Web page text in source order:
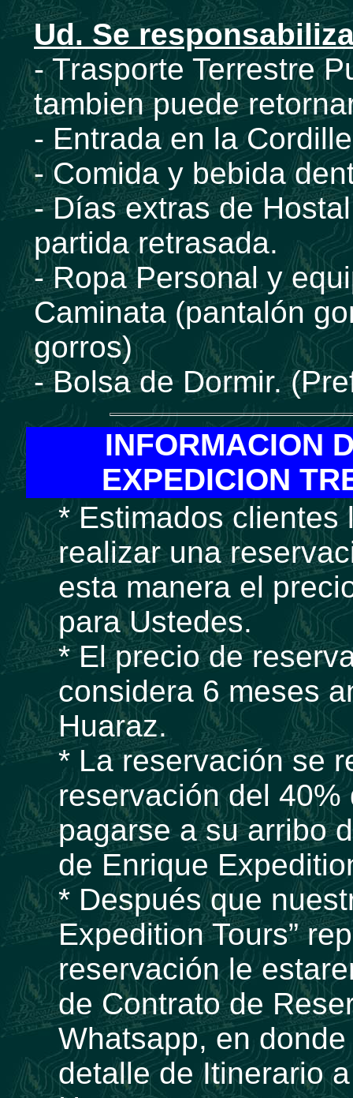
Ud. Se
- Trasporte Terrestre
tambien puede
- Entrada en la
- Comida y bebida
- Días extras de
partida retrasada.
- Ropa Personal y
Caminata (pantalón
gorros)
- Bolsa de Dormir.
INFORMACION
EXPEDICION
* Estimados clientes
realizar una
esta manera el
para Ustedes.
* El precio de
considera 6 meses
Huaraz.
* La reservación se
reservación del
pagarse a su arribo
de Enrique
* Después que
Expedition Tours”
reservación le
de Contrato de
Whatsapp, en
detalle de Itinerario